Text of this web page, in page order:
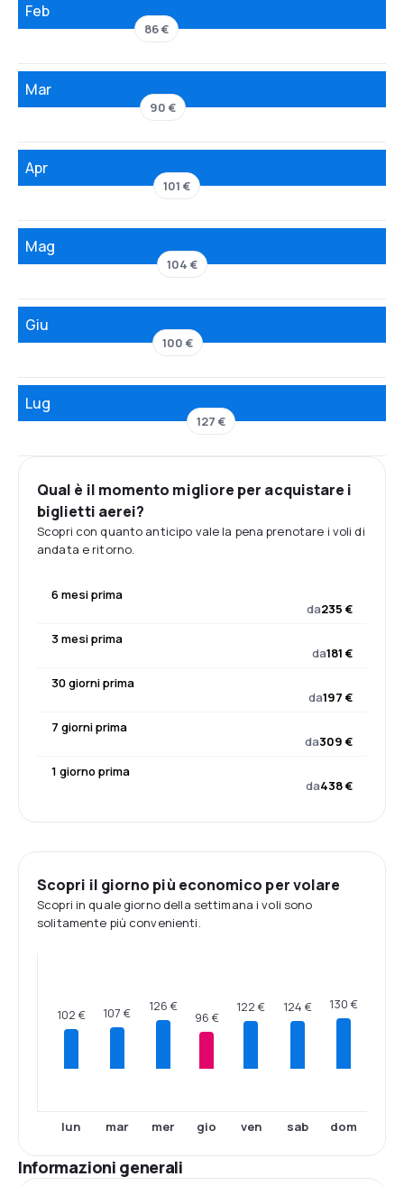
Feb
86 €
Mar
90 €
Apr
101 €
Mag
104 €
Giu
100 €
Lug
127 €
Qual è il momento migliore per acquistare i
biglietti aerei?
Scopri con quanto anticipo vale la pena prenotare i voli di
andata e ritorno.
6 mesi prima
da235 €
3 mesi prima
da181 €
30 giorni prima
da197 €
7 giorni prima
da309 €
1 giorno prima
da438 €
Scopri il giorno più economico per volare
Scopri in quale giorno della settimana i voli sono
solitamente più convenienti.
102 €
lun
107 €
mar
126 €
mer
96 €
gio
122 €
ven
124 €
sab
130 €
dom
Informazioni generali